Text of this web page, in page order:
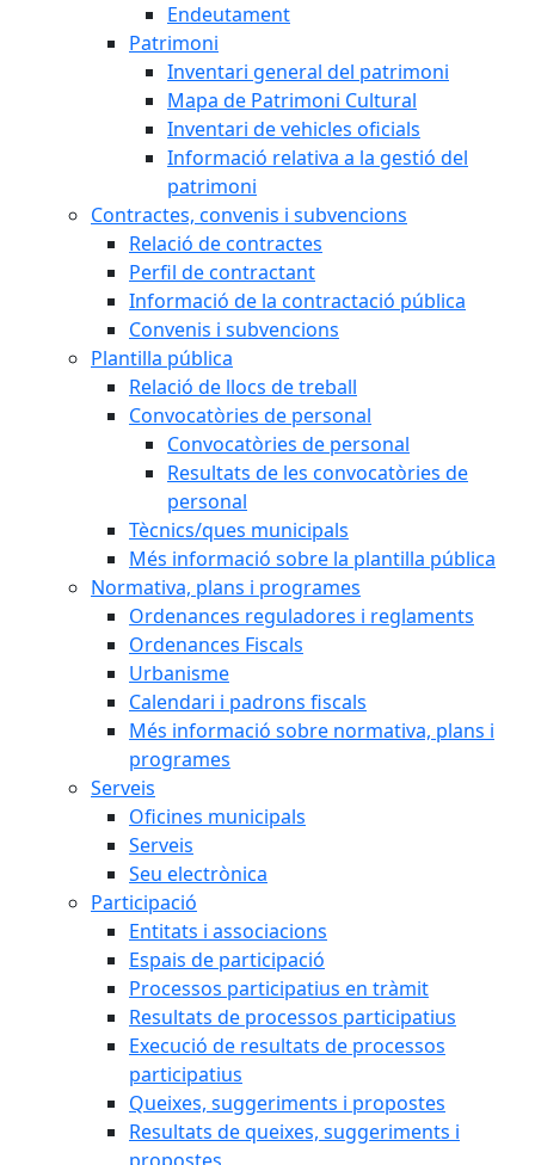
Endeutament
Patrimoni
Inventari general del patrimoni
Mapa de Patrimoni Cultural
Inventari de vehicles oficials
Informació relativa a la gestió del
patrimoni
Contractes, convenis i subvencions
Relació de contractes
Perfil de contractant
Informació de la contractació pública
Convenis i subvencions
Plantilla pública
Relació de llocs de treball
Convocatòries de personal
Convocatòries de personal
Resultats de les convocatòries de
personal
Tècnics/ques municipals
Més informació sobre la plantilla pública
Normativa, plans i programes
Ordenances reguladores i reglaments
Ordenances Fiscals
Urbanisme
Calendari i padrons fiscals
Més informació sobre normativa, plans i
programes
Serveis
Oficines municipals
Serveis
Seu electrònica
Participació
Entitats i associacions
Espais de participació
Processos participatius en tràmit
Resultats de processos participatius
Execució de resultats de processos
participatius
Queixes, suggeriments i propostes
Resultats de queixes, suggeriments i